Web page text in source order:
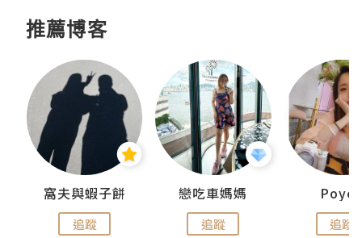
推薦博客
窩夫與蝦子餅
追蹤
戀吃車媽媽
追蹤 追蹤